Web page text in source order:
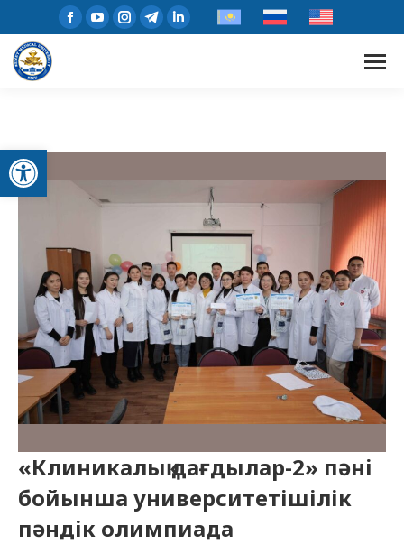
Open toolbar
«Клиникалық дағдылар-2» пәні
бойынша университетішілік
пәндік олимпиада